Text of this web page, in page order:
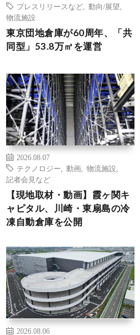
プレスリリースなど
動向/展望
物流施設
東京団地倉庫が60周年、「共
同型」53.8万㎡を運営
2026.08.07
テクノロジー
動画 物流施設
記者会見など
【現地取材・動画】霞ヶ関キ
ャピタル、川崎・東扇島の冷
凍自動倉庫を公開
2026.08.06